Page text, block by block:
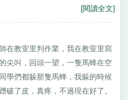
[閱讀全文]
在教室里判作業，我在教室里寫
尖叫，回頭一望，一隻馬蜂在空
學們都躲那隻馬蜂，我躲的時候
破了皮，真疼，不過現在好了。